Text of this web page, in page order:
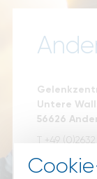
Untere
56626
T +49